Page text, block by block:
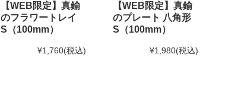
【WEB限定】真鍮
のフラワートレイ
S（100mm）
¥1,760(税込)
【WEB限定】真鍮
のプレート 八角形
S（100mm）
¥1,980(税込)